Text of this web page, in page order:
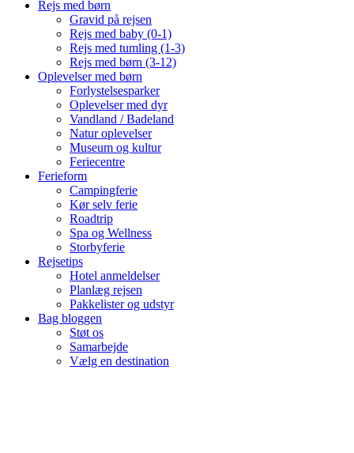
Rejs med børn
Gravid på rejsen
Rejs med baby (0-1)
Rejs med tumling (1-3)
Rejs med børn (3-12)
Oplevelser med børn
Forlystelsesparker
Oplevelser med dyr
Vandland / Badeland
Natur oplevelser
Museum og kultur
Feriecentre
Ferieform
Campingferie
Kør selv ferie
Roadtrip
Spa og Wellness
Storbyferie
Rejsetips
Hotel anmeldelser
Planlæg rejsen
Pakkelister og udstyr
Bag bloggen
Støt os
Samarbejde
Vælg en destination